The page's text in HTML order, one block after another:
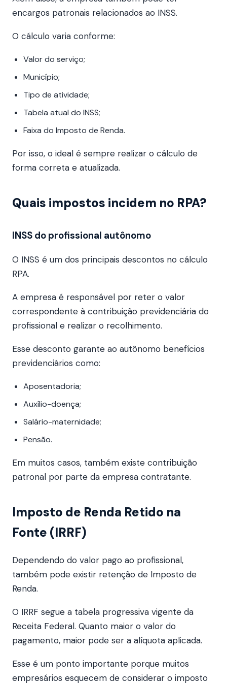
encargos patronais relacionados ao INSS.
O cálculo varia conforme:
Valor do serviço;
Município;
Tipo de atividade;
Tabela atual do INSS;
Faixa do Imposto de Renda.
Por isso, o ideal é sempre realizar o cálculo de
forma correta e atualizada.
Quais impostos incidem no RPA?
INSS do profissional autônomo
O INSS é um dos principais descontos no cálculo
RPA.
A empresa é responsável por reter o valor
correspondente à contribuição previdenciária do
profissional e realizar o recolhimento.
Esse desconto garante ao autônomo benefícios
previdenciários como:
Aposentadoria;
Auxílio-doença;
Salário-maternidade;
Pensão.
Em muitos casos, também existe contribuição
patronal por parte da empresa contratante.
Imposto de Renda Retido na
Fonte (IRRF)
Dependendo do valor pago ao profissional,
também pode existir retenção de Imposto de
Renda.
O IRRF segue a tabela progressiva vigente da
Receita Federal. Quanto maior o valor do
pagamento, maior pode ser a alíquota aplicada.
Esse é um ponto importante porque muitos
empresários esquecem de considerar o imposto